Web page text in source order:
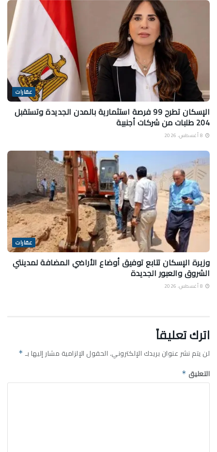
عقارات
الإسكان تطرح 99 فرصة استثمارية بالمدن الجديدة وتستقبل
204 طلبات من شركات أجنبية
عقارات
وزيرة الإسكان تتابع توفيق أوضاع الأراضي المضافة لمدينتي
الشروق والعبور الجديدة
اترك تعليقاً
لن يتم نشر عنوان بريدك الإلكتروني.الحقول الإلزامية مشار إليها بـ *
التعليق *